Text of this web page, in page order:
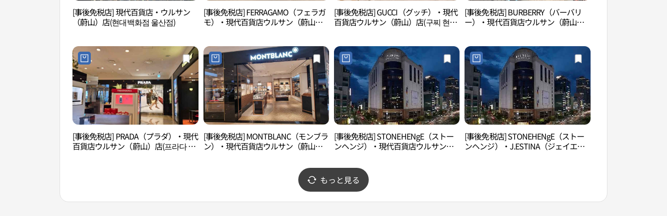
[事後免税店] 現代百貨店・ウルサン
（蔚山）店(현대백화점 울산점)
[事後免税店] FERRAGAMO（フェラガ
モ）・現代百貨店ウルサン（蔚山）
[事後免税店] GUCCI（グッチ）・現代
百貨店ウルサン（蔚山）店(구찌 현대
[事後免税店] BURBERRY（バーバリ
ー）・現代百貨店ウルサン（蔚山）
[事後免税店] PRADA（プラダ）・現代
百貨店ウルサン（蔚山）店(프라다 현
[事後免税店] MONTBLANC（モンブラ
ン）・現代百貨店ウルサン（蔚山）
[事後免税店] STONEHENgE（ストー
ンヘンジ）・現代百貨店ウルサン
점)
[事後免税店] STONEHENgE（ストー
ンヘンジ）・J.ESTINA（ジェイエス
もっと見る